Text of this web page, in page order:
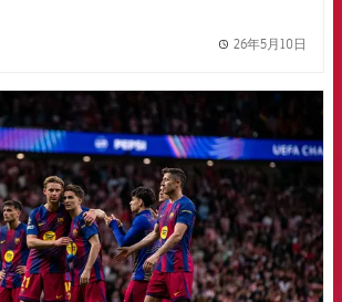
26年5月10日
FCB Barcelona badge